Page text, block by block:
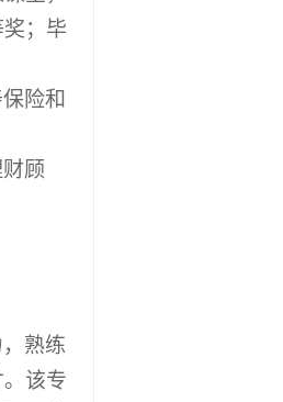
；毕
险和
顾
熟练
该专